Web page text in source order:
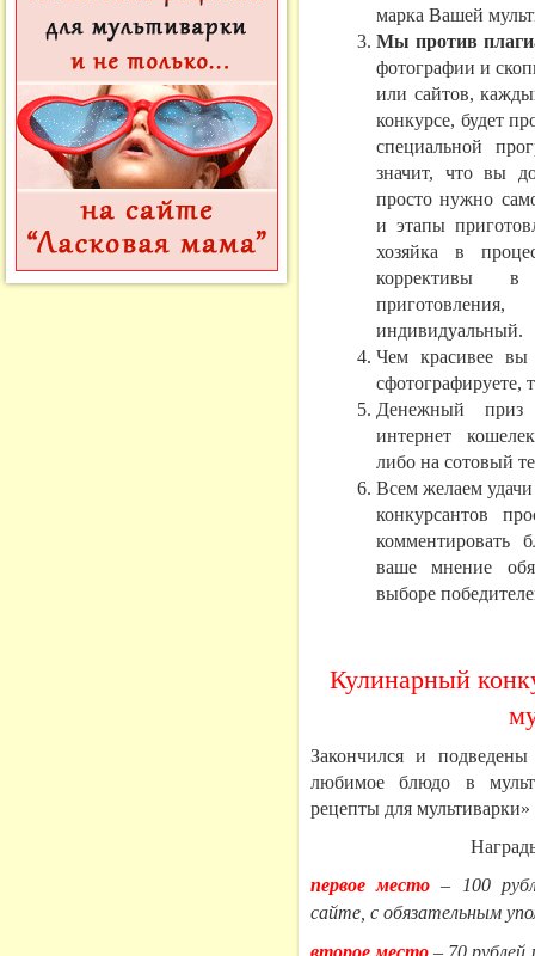
марка Вашей
Мы против
фотографии и
или сайтов,
конкурсе, будет
специальной
значит, что вы
просто нужно
и этапы
хозяйка в
коррективы
индивидуальный.
Чем красивее вы
Денежный приз
интернет
либо на сотовый
Всем желаем
конкурсантов
комментировать
ваше мнение
выборе
Кулинарный
Закончился и
любимое блюдо в
рецепты для
первое место – 100
сайте, с обязательным
второе место – 70 рублей